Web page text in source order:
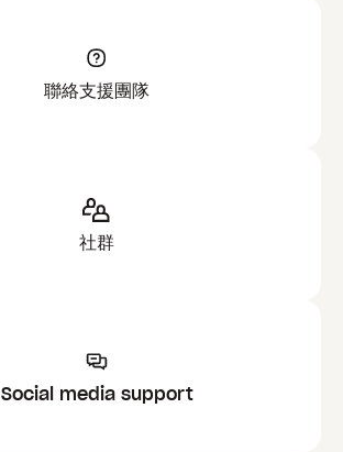
聯絡支援團隊
社群
Social media support